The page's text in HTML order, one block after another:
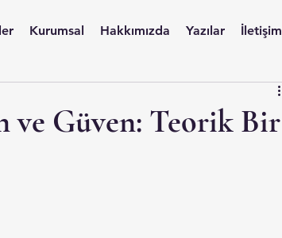
Kurumsal Hakkımızda Yazılar İletişim
ve Güven: Teorik Bir